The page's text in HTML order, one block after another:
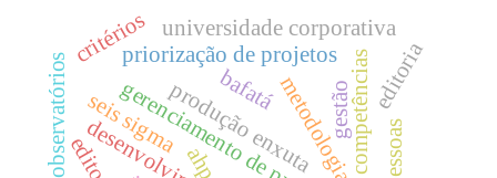
gerenciamento de projetoscompetências
ahp
priorização de projetos
bafatá
critérios universidade corporativa
produção enxuta
seis sigma
editoria
gestão
observatórios